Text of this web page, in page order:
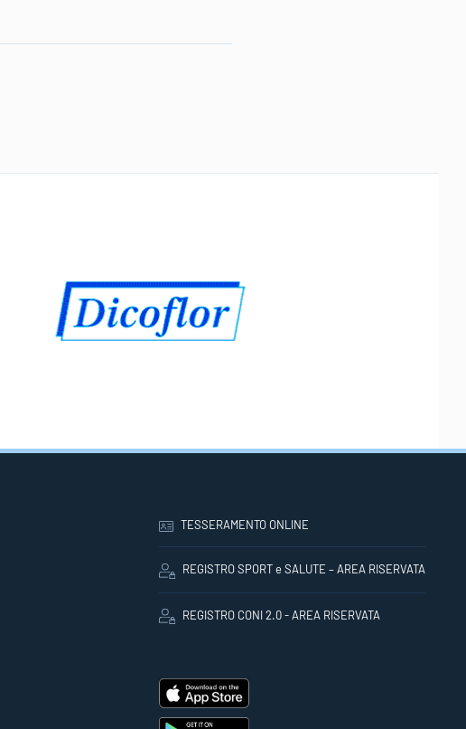
TESSERAMENTO ONLINE
REGISTRO SPORT e SALUTE – AREA RISERVATA
REGISTRO CONI 2.0 - AREA RISERVATA